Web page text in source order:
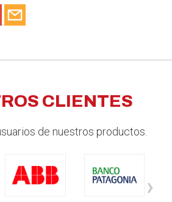
CLIENTES
de nuestros productos.
›